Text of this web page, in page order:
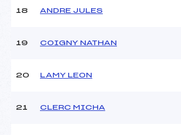
18 ANDRE JULES
19 COIGNY NATHAN
20 LAMY LEON
21 CLERC MICHA